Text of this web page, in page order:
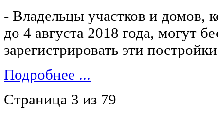
- Владельцы участков и домов,
до 4 августа 2018 года, могут
зарегистрировать эти
Подробнее ...
Страница 3 из 79